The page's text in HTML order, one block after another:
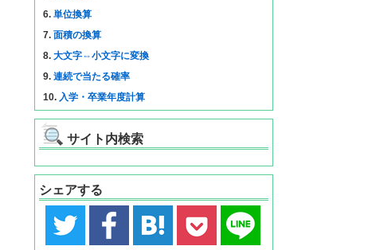
6. 単位換算
7. 面積の換算
8. 大文字⇔小文字に変換
9. 連続で当たる確率
10. 入学・卒業年度計算
サイト内検索
シェアする